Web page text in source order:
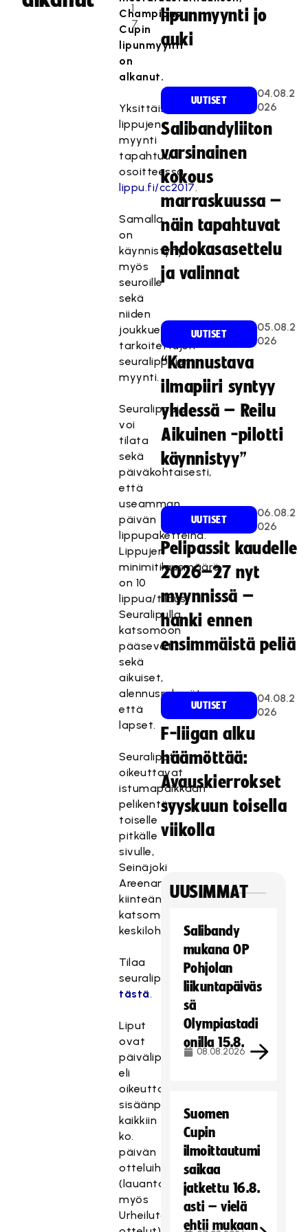
1
7
Champions
Cupin
lipunmyynti
on
alkanut.
Yksittäisten
lippujen
myynti
tapahtuu
osoitteessa
lippu.fi/cc2017.
Samalla
on
käynnistynyt
myös
seuroille
sekä
niiden
joukkueille
tarkoitettujen
seuralippujen
myynti.
Seuralippuja
voi
tilata
sekä
päiväkohtaisesti,
että
useamman
päivän
lippupaketteina.
Lippujen
minimitilausmäärä
on 10
lippua/tilaus.
Seuralipulla
katsomoon
pääsevät
sekä
aikuiset,
alennusryhmät
että
lapset.
Seuraliput
oikeuttavat
istumapaikkaan
pelikentän
toiselle
pitkälle
sivulle,
Seinäjoki
Areenan
kiinteän
katsomon
keskilohkoihin.
Tilaa
seuralippusi
tästä.
Liput
ovat
päivälippuja,
eli
oikeuttavat
sisäänpääsyyn
kaikkiin
ko.
päivän
otteluihin
(lauantaina
myös
Urheilutalon
lipunmyynti jo
auki
UUTISET
04.08.2
026
Salibandyliiton
varsinainen
kokous
marraskuussa –
näin tapahtuvat
ehdokasasettelu
ja valinnat
UUTISET
05.08.2
026
“Kannustava
ilmapiiri syntyy
yhdessä – Reilu
Aikuinen -pilotti
käynnistyy”
UUTISET
06.08.2
026
Pelipassit kaudelle
2026–27 nyt
myynnissä –
hanki ennen
ensimmäistä peliä
UUTISET
04.08.2
026
F-liigan alku
häämöttää:
Avauskierrokset
syyskuun toisella
viikolla
UUSIMMAT
Salibandy
mukana OP
Pohjolan
liikuntapäiväs
sä
Olympiastadi
onilla 15.8.
08.08.2026
Suomen
Cupin
ilmoittautumi
saikaa
jatkettu 16.8.
asti – vielä
ehtii mukaan